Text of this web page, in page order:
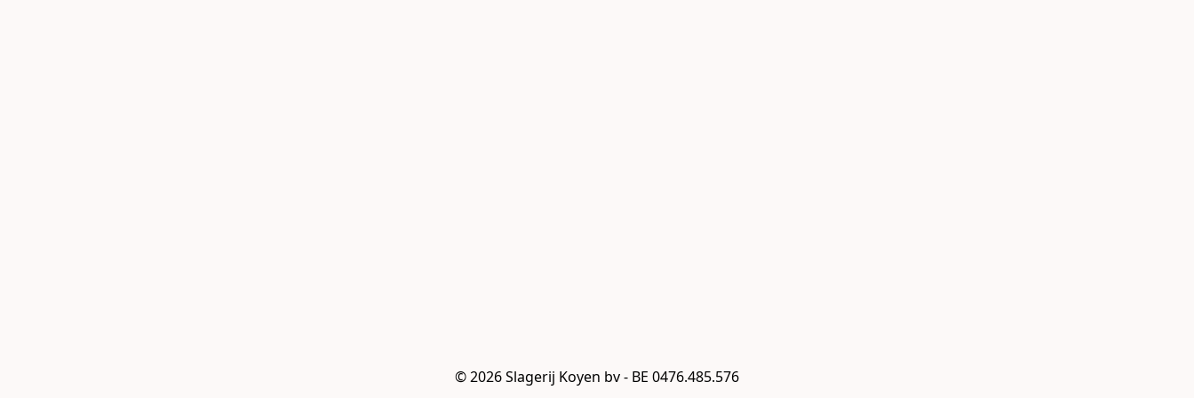
© 2026 Slagerij Koyen bv - BE 0476.485.576